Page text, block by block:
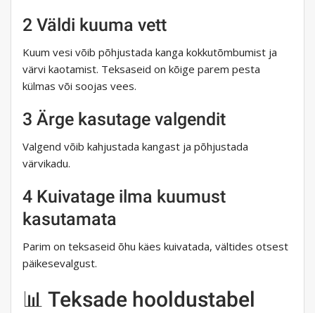
2 Väldi kuuma vett
Kuum vesi võib põhjustada kanga kokkutõmbumist ja
värvi kaotamist. Teksaseid on kõige parem pesta
külmas või soojas vees.
3 Ärge kasutage valgendit
Valgend võib kahjustada kangast ja põhjustada
värvikadu.
4 Kuivatage ilma kuumust
kasutamata
Parim on teksaseid õhu käes kuivatada, vältides otsest
päikesevalgust.
📊 Teksade hooldustabel